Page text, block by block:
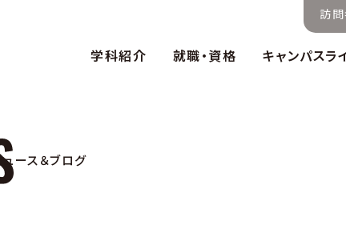
訪
学科紹介 就職・資格 キャンパスラ
ュース＆ブログ